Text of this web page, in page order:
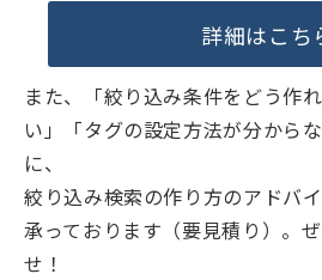
詳細はこち
また、「絞り込み条件をどう作
い」「タグの設定方法が分から
に、
絞り込み検索の作り方のアドバ
承っております（要見積り）。
せ！